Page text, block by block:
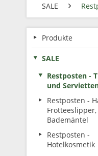
SALE
Produkte
SALE
Restposten -
und
Restposten -
Frotteeslipper,
Bademäntel
Restposten -
Hotelkosmetik